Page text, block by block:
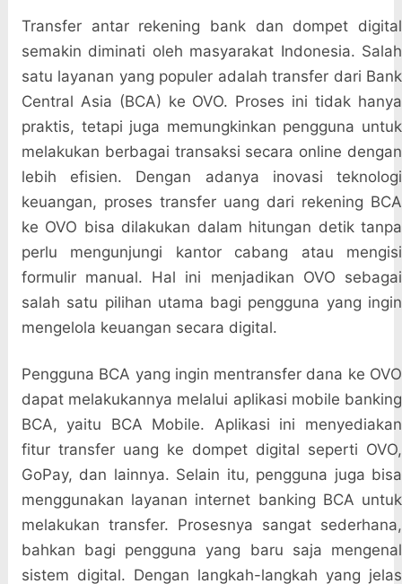
Transfer antar rekening bank dan dompet digital
semakin diminati oleh masyarakat Indonesia. Salah
satu layanan yang populer adalah transfer dari Bank
Central Asia (BCA) ke OVO. Proses ini tidak hanya
praktis, tetapi juga memungkinkan pengguna untuk
melakukan berbagai transaksi secara online dengan
lebih efisien. Dengan adanya inovasi teknologi
keuangan, proses transfer uang dari rekening BCA
ke OVO bisa dilakukan dalam hitungan detik tanpa
perlu mengunjungi kantor cabang atau mengisi
formulir manual. Hal ini menjadikan OVO sebagai
salah satu pilihan utama bagi pengguna yang ingin
mengelola keuangan secara digital.
Pengguna BCA yang ingin mentransfer dana ke OVO
dapat melakukannya melalui aplikasi mobile banking
BCA, yaitu BCA Mobile. Aplikasi ini menyediakan
fitur transfer uang ke dompet digital seperti OVO,
GoPay, dan lainnya. Selain itu, pengguna juga bisa
menggunakan layanan internet banking BCA untuk
melakukan transfer. Prosesnya sangat sederhana,
bahkan bagi pengguna yang baru saja mengenal
sistem digital. Dengan langkah-langkah yang jelas